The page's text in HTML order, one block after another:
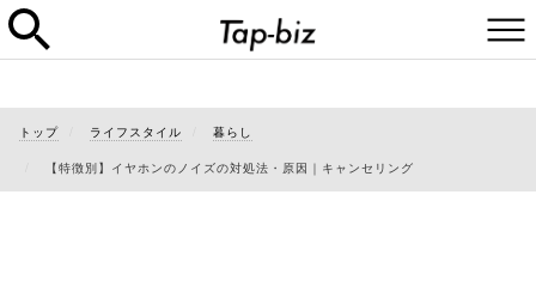
トップ ライフスタイル 暮らし
【特徴別】イヤホンのノイズの対処法・原因｜キャンセリング